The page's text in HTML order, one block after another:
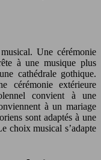
Une cérémonie
à une musique plus
cathédrale gothique.
cérémonie extérieure
convient à une
à un mariage
sont adaptés à une
choix musical s’adapte